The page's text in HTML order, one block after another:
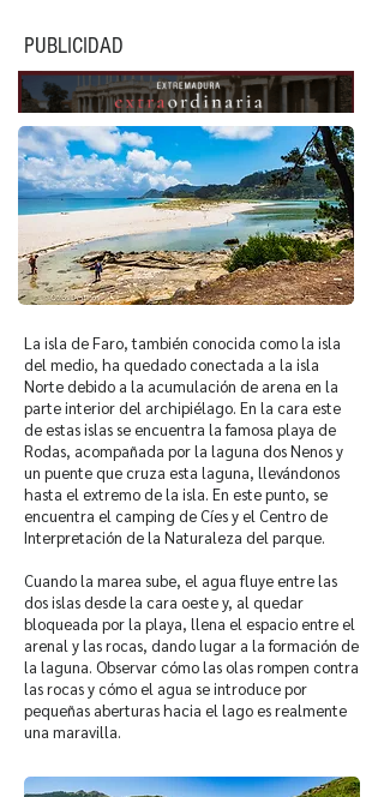
PUBLICIDAD
La isla de Faro, también conocida como la isla
del medio, ha quedado conectada a la isla
Norte debido a la acumulación de arena en la
parte interior del archipiélago. En la cara este
de estas islas se encuentra la famosa playa de
Rodas, acompañada por la laguna dos Nenos y
un puente que cruza esta laguna, llevándonos
hasta el extremo de la isla. En este punto, se
encuentra el camping de Cíes y el Centro de
Interpretación de la Naturaleza del parque.
Cuando la marea sube, el agua fluye entre las
dos islas desde la cara oeste y, al quedar
bloqueada por la playa, llena el espacio entre el
arenal y las rocas, dando lugar a la formación de
la laguna. Observar cómo las olas rompen contra
las rocas y cómo el agua se introduce por
pequeñas aberturas hacia el lago es realmente
una maravilla.